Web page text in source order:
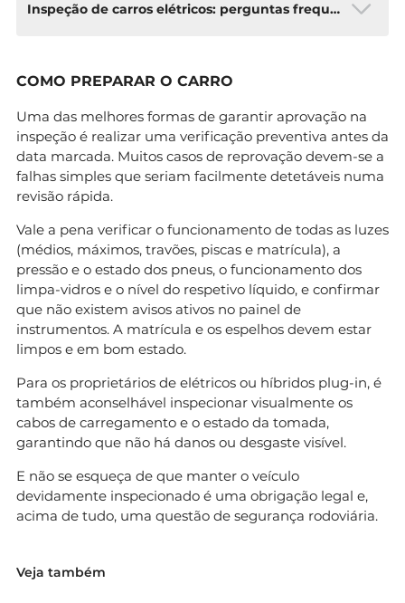
Inspeção de carros elétricos: perguntas frequentes
Não. Os veículos 100% elétricos
este teste não se aplica. A inspeção foca-se nos
sistemas mecânicos e no sistema elétrico de alta
tensão.
Um carro elétrico novo precisa de inspeção ao
ligeiro de passageiros, a primeira inspeção
ocorre quatro anos após
a data da matrícula.
Os híbridos plug-in fazem teste de emissões?
Sim. Como possuem motor de combustão, o
teste de emissões faz parte da inspeção, ainda
O que acontece se reprovar na inspeção?O
veículo recebe uma notificação de reprovação e
o proprietário tem um prazo para corrigir as
realizar uma nova inspeção. Circular com
inspeção reprovada pode resultar em coima.
COMO PREPARAR O CARRO
Uma das melhores formas de garantir aprovação na
inspeção é realizar uma verificação preventiva antes da
data marcada. Muitos casos de reprovação devem-se a
falhas simples que seriam facilmente detetáveis numa
revisão rápida.
Vale a pena verificar o funcionamento de todas as luzes
(médios, máximos, travões, piscas e matrícula), a
pressão e o estado dos pneus, o funcionamento dos
limpa-vidros e o nível do respetivo líquido, e confirmar
que não existem avisos ativos no painel de
instrumentos. A matrícula e os espelhos devem estar
limpos e em bom estado.
Para os proprietários de elétricos ou híbridos plug-in, é
também aconselhável inspecionar visualmente os
cabos de carregamento e o estado da tomada,
garantindo que não há danos ou desgaste visível.
E não se esqueça de que manter o veículo
devidamente inspecionado é uma obrigação legal e,
acima de tudo, uma questão de segurança rodoviária.
Veja também